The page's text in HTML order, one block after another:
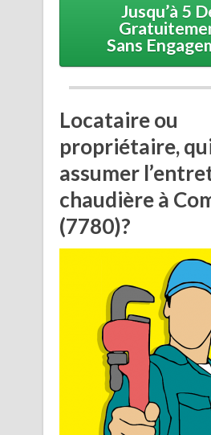
Jusqu’à 5
Sans
Locataire ou
propriétaire,
assumer
chaudière à
(7780)?